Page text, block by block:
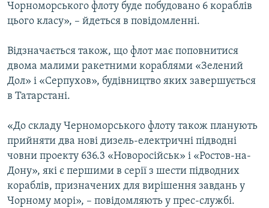
Чорноморського флоту буде побудовано 6 кораблів
цього класу», – йдеться в повідомленні.
Відзначається також, що флот має поповнитися
двома малими ракетними кораблями «Зелений
Дол» і «Серпухов», будівництво яких завершується
в Татарстані.
«До складу Черноморського флоту також планують
прийняти два нові дизель-електричні підводні
човни проекту 636.3 «Новоросійськ» і «Ростов-на-
Дону», які є першими в серії з шести підводних
кораблів, призначених для вирішення завдань у
Чорному морі», – повідомляють у прес-службі.